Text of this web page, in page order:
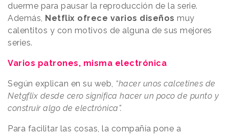
duerme para pausar la reproducción de la serie.
Además, Netflix ofrece varios diseños muy
calentitos y con motivos de alguna de sus mejores
series.
Varios patrones, misma electrónica
Según explican en su web, “hacer unos calcetines de
Netgflix desde cero significa hacer un poco de punto y
construir algo de electrónica”.
Para facilitar las cosas, la compañía pone a